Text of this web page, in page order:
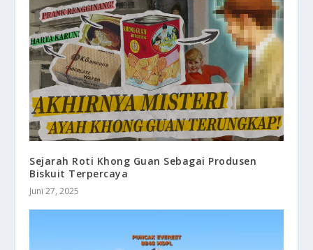
Sejarah Roti Khong Guan Sebagai Produsen
Biskuit Terpercaya
Juni 27, 2025